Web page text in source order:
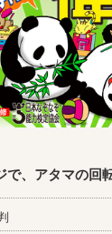
、アタマの回